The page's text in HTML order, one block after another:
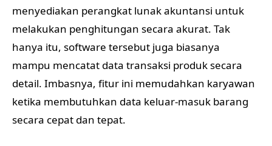
menyediakan perangkat lunak akuntansi untuk
melakukan penghitungan secara akurat. Tak
hanya itu, software tersebut juga biasanya
mampu mencatat data transaksi produk secara
detail. Imbasnya, fitur ini memudahkan karyawan
ketika membutuhkan data keluar-masuk barang
secara cepat dan tepat.